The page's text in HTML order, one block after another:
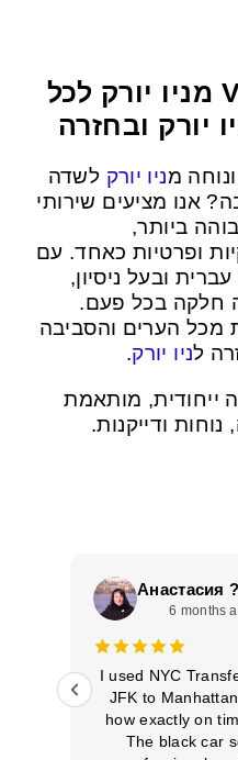
שירותי הסעות VIP מניו יורק לכל
יורק ובחזרה
מניו יורק לשדה
אנו מציעים שירותי
ביותר,
ופרטיות כאחד. עם
ובעל ניסיון,
חלקה בכל פעם.
מכל הערים והסביבה
לניו יורק.
ייחודית, מותאמת
ודייקנות.
Анастасия
6 months
I used NYC
JFK to
how exactly on
The black car